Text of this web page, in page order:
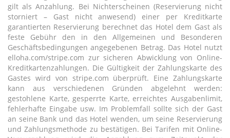
gilt als Anzahlung. Bei Nichterscheinen (Reservierung nicht
storniert – Gast nicht anwesend) einer per Kreditkarte
garantierten Reservierung berechnet das Hotel dem Gast als
feste Gebühr den in den Allgemeinen und Besonderen
Geschäftsbedingungen angegebenen Betrag. Das Hotel nutzt
elloha.com/stripe.com zur sicheren Abwicklung von Online-
Kreditkartenzahlungen. Die Gültigkeit der Zahlungskarte des
Gastes wird von stripe.com überprüft. Eine Zahlungskarte
kann aus verschiedenen Gründen abgelehnt werden:
gestohlene Karte, gesperrte Karte, erreichtes Ausgabenlimit,
fehlerhafte Eingabe usw. Im Problemfall sollte sich der Gast
an seine Bank und das Hotel wenden, um seine Reservierung
und Zahlungsmethode zu bestätigen. Bei Tarifen mit Online-